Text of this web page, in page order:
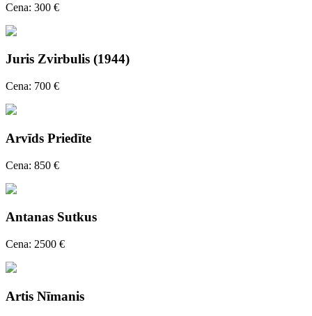
Cena: 300 €
Juris Zvirbulis (1944)
Cena: 700 €
Arvīds Priedīte
Cena: 850 €
Antanas Sutkus
Cena: 2500 €
Artis Nīmanis